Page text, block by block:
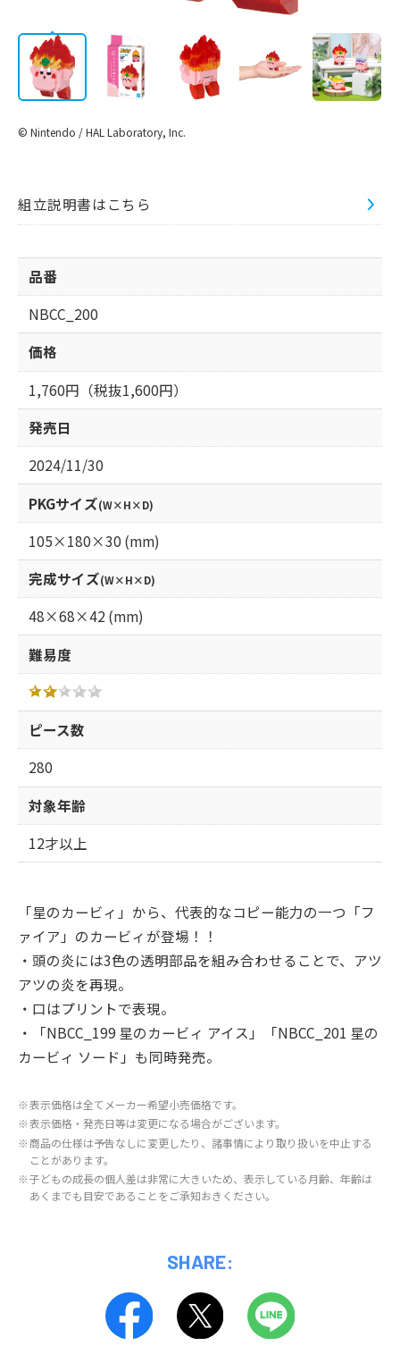
© Nintendo / HAL Laboratory, Inc.
組立説明書はこちら
品番
NBCC_200
価格
1,760円（税抜1,600円）
発売日
2024/11/30
PKGサイズ(W×H×D)
105×180×30 (mm)
完成サイズ(W×H×D)
48×68×42 (mm)
難易度
ピース数
280
対象年齢
12才以上
「星のカービィ」から、代表的なコピー能力の一つ「フ
ァイア」のカービィが登場！！
・頭の炎には3色の透明部品を組み合わせることで、アツ
アツの炎を再現。
・口はプリントで表現。
・「NBCC_199 星のカービィ アイス」「NBCC_201 星の
カービィ ソード」も同時発売。
※表示価格は全てメーカー希望小売価格です。
※表示価格・発売日等は変更になる場合がございます。
※商品の仕様は予告なしに変更したり、諸事情により取り扱いを中止する
ことがあります。
※子どもの成長の個人差は非常に大きいため、表示している月齢、年齢は
あくまでも目安であることをご承知おきください。
SHARE: